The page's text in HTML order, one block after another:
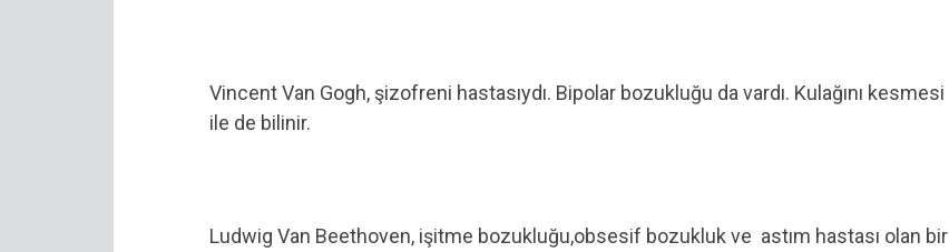
Vincent Van Gogh, şizofreni hastasıydı. Bipolar bozukluğu da vardı. Kulağını kesmesi
ile de bilinir.
Ludwig Van Beethoven, işitme bozukluğu,obsesif bozukluk ve astım hastası olan bir